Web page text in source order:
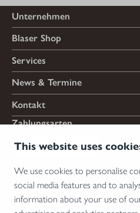
This website uses
We use cookies to personalise
social media features and to
information about your use of
Unternehmen
Blaser Shop
Services
News & Termine
Kontakt
Zahlungsarten
Versandarten